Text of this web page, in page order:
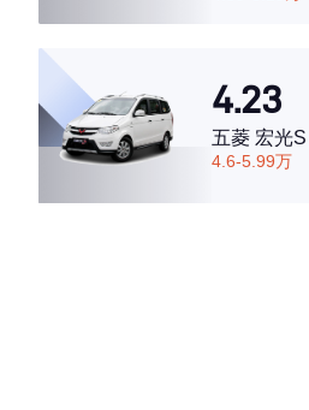
4.23
五菱 宏光S
4.6-5.99万